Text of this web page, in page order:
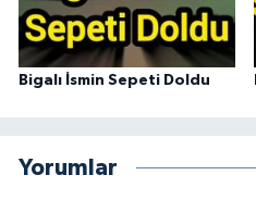
Bigalı İsmin Sepeti Doldu
Yorumlar